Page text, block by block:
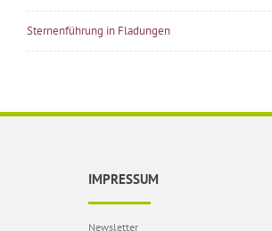
Sternenführung in Fladungen
IMPRESSUM
Newsletter